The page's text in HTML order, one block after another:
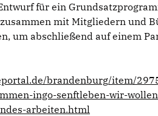
für ein
mit Mitgliedern und
um abschließend auf einem
brandenburg/item/
ingo-senftleben-wir-
arbeiten.html